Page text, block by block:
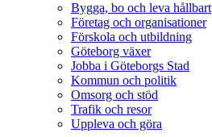
Bygga, bo och leva hållbart
Företag och organisationer
Förskola och utbildning
Göteborg växer
Jobba i Göteborgs Stad
Kommun och politik
Omsorg och stöd
Trafik och resor
Uppleva och göra